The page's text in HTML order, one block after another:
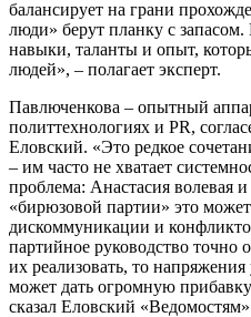
балансирует на грани
люди» берут планку с
навыки, таланты и опыт,
людей», – полагает эксперт.
Павлюченкова – опытный
политтехнологиях и PR,
Еловский. «Это редкое
– им часто не хватает
проблема: Анастасия волевая
«бирюзовой партии» это
дискоммуникации и
партийное руководство точно
их реализовать, то напряжения
может дать огромную
сказал Еловский